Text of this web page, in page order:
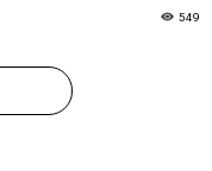
549